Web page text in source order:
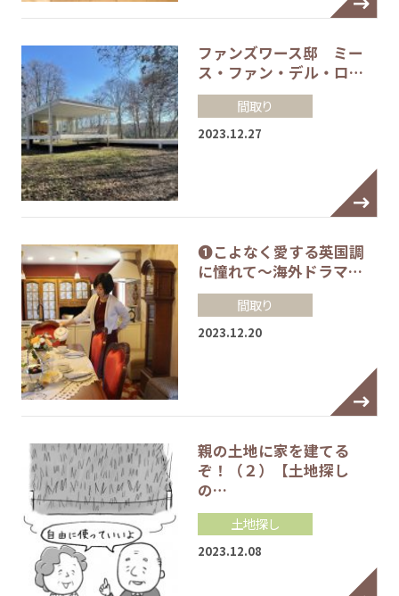
ファンズワース邸 ミー
ス・ファン・デル・ロ…
間取り
2023.12.27
❶こよなく愛する英国調
に憧れて～海外ドラマ…
間取り
2023.12.20
親の土地に家を建てる
ぞ！（２）【土地探し
の…
土地探し
2023.12.08